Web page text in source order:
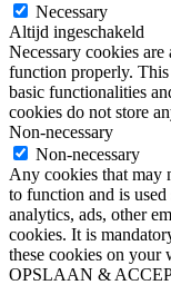
Necessary
Altijd ingeschakeld
Necessary cookies
function properly.
basic functionalities
cookies do not store
Non-necessary
Non-necessary
Any cookies that may
to function and is
analytics, ads, other
cookies. It is
these cookies on your
OPSLAAN &